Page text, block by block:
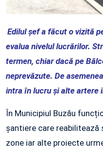
Edilul șef a făcut o vizită
evalua nivelul lucrărilor.
termen, chiar dacă pe
neprevăzute. De
intra în lucru și alte artere
În Municipiul Buzău
șantiere care
zone iar alte proiecte